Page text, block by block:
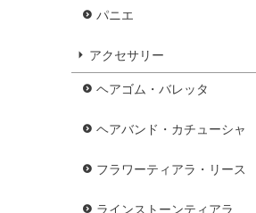
パニエ
アクセサリー
ヘアゴム・バレッタ
ヘアバンド・カチューシャ
フラワーティアラ・リース
ラインストーンティアラ